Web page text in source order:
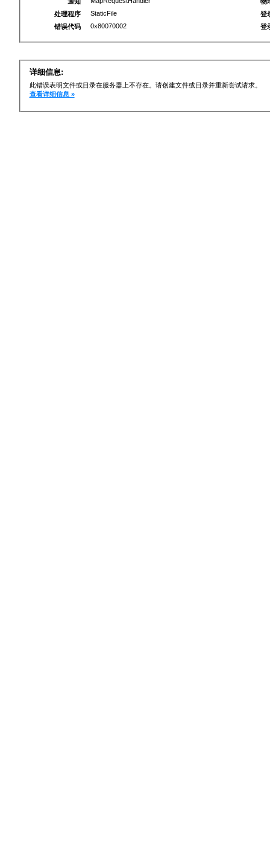
处理程序
StaticFile
错误代码
0x80070002
登
登
详细信息:
此错误表明文件或目录在服务器上不存在。请创建文件或目录并重新尝试请求。
查看详细信息 »